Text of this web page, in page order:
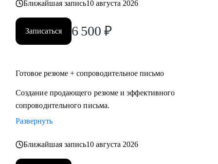
Ближайшая запись10 августа 2026
Записаться 6 500 ₽
Готовое резюме + сопроводительное письмо
Создание продающего резюме и эффективного
сопроводительного письма.
Развернуть
Ближайшая запись10 августа 2026